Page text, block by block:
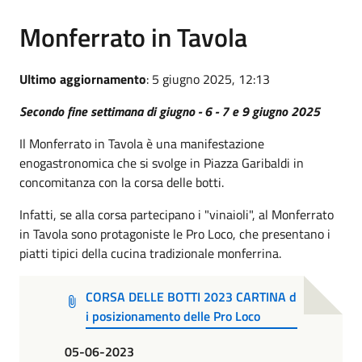
Monferrato in Tavola
Ultimo aggiornamento: 5 giugno 2025, 12:13
Secondo fine settimana di giugno - 6 - 7 e 9 giugno 2025
Il Monferrato in Tavola è una manifestazione
enogastronomica che si svolge in Piazza Garibaldi in
concomitanza con la corsa delle botti.
Infatti, se alla corsa partecipano i "vinaioli", al Monferrato
in Tavola sono protagoniste le Pro Loco, che presentano i
piatti tipici della cucina tradizionale monferrina.
CORSA DELLE BOTTI 2023 CARTINA d
i posizionamento delle Pro Loco
05-06-2023